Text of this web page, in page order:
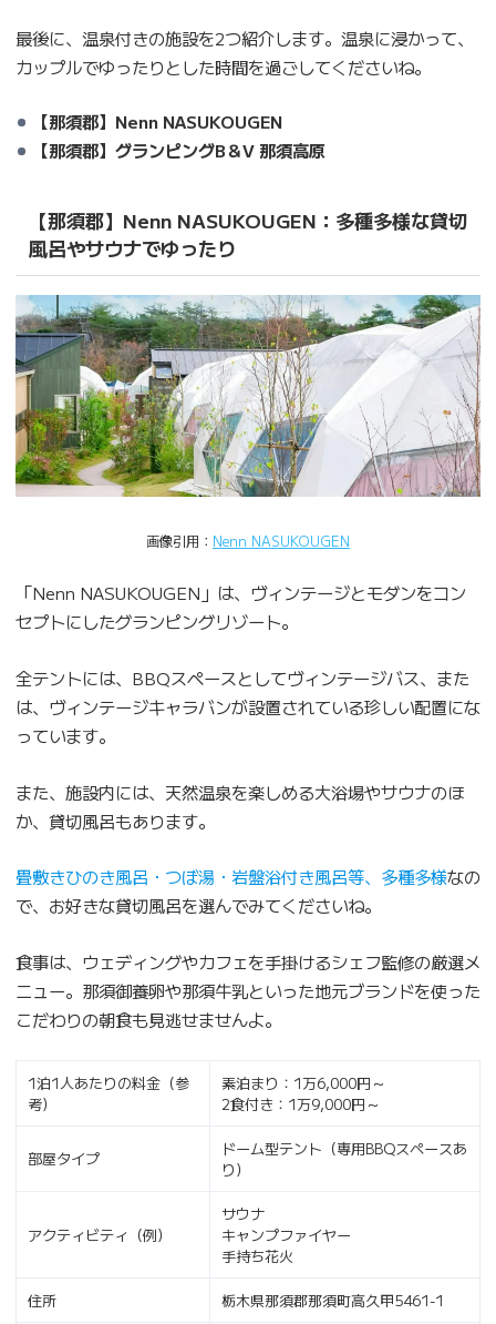
最後に、温泉付きの施設を2つ紹介します。温泉に浸かって、
カップルでゆったりとした時間を過ごしてくださいね。
【那須郡】Nenn NASUKOUGEN
【那須郡】グランピングB＆V 那須高原
【那須郡】Nenn NASUKOUGEN：多種多様な貸切
風呂やサウナでゆったり
画像引用： Nenn NASUKOUGEN
「Nenn NASUKOUGEN」は、ヴィンテージとモダンをコン
セプトにしたグランピングリゾート。
全テントには、BBQスペースとしてヴィンテージバス、また
は、ヴィンテージキャラバンが設置されている珍しい配置にな
っています。
また、施設内には、天然温泉を楽しめる大浴場やサウナのほ
か、貸切風呂もあります。
畳敷きひのき風呂・つぼ湯・岩盤浴付き風呂等、多種多様なの
で、お好きな貸切風呂を選んでみてくださいね。
食事は、ウェディングやカフェを手掛けるシェフ監修の厳選メ
ニュー。那須御養卵や那須牛乳といった地元ブランドを使った
こだわりの朝食も見逃せませんよ。
1泊1人あたりの料金（参
考）
素泊まり：1万6,000円～
2食付き：1万9,000円～
部屋タイプ
ドーム型テント（専用BBQスペースあ
り）
アクティビティ（例）
サウナ
キャンプファイヤー
手持ち花火
住所 栃木県那須郡那須町高久甲5461-1